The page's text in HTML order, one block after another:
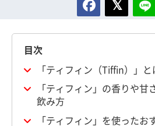
目次
「ティフィン（Tiffin）」と
「ティフィン」の香りや甘
飲み方
「ティフィン」を使ったお